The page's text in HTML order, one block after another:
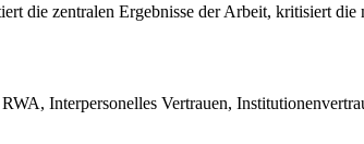
die zentralen Ergebnisse der Arbeit, kritisiert
Interpersonelles Vertrauen,